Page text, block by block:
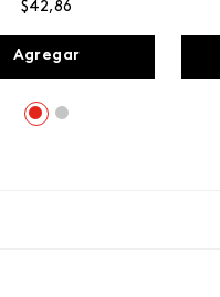
$42,86
Agregar